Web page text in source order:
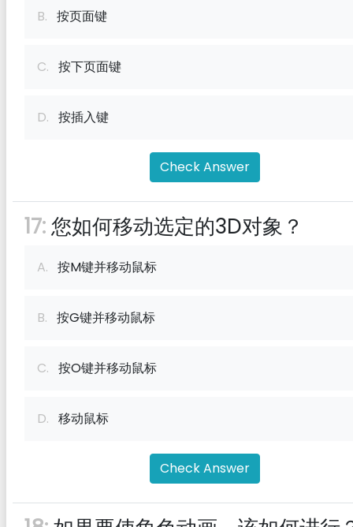
B. 按页面键
C. 按下页面键
D. 按插入键
Check Answer
17:您如何移动选定的3D对象？
A. 按M键并移动鼠标
B. 按G键并移动鼠标
C. 按O键并移动鼠标
D. 移动鼠标
Check Answer